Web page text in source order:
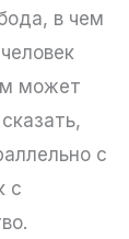
в чем
может
с
с